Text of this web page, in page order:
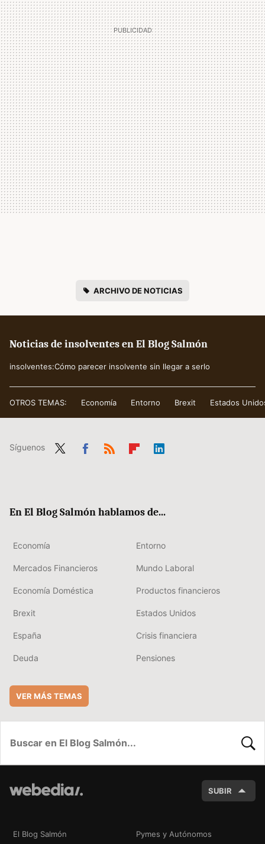
ARCHIVO DE NOTICIAS
Noticias de insolventes en El Blog Salmón
insolventes:Cómo parecer insolvente sin llegar a serlo
OTROS TEMAS: Economía Entorno Brexit Estados
Síguenos
En El Blog Salmón hablamos de...
Economía Entorno
Mercados Financieros Mundo Laboral
Economía Doméstica Productos financieros
Brexit Estados Unidos
España Crisis financiera
Deuda Pensiones
VER MÁS TEMAS
SUBIR
El Blog Salmón Pymes y Autónomos